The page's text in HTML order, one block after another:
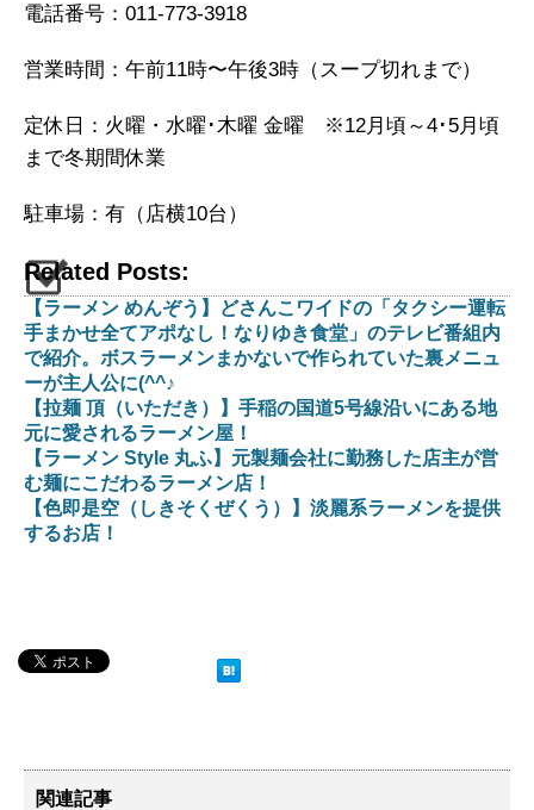
電話番号：011-773-3918
営業時間：午前11時〜午後3時（スープ切れまで）
定休日：火曜・水曜･木曜 金曜 ※12月頃～4･5月頃
まで冬期間休業
駐車場：有（店横10台）
Related Posts:
【ラーメン めんぞう】どさんこワイドの「タクシー運転
手まかせ全てアポなし！なりゆき食堂」のテレビ番組内
で紹介。ボスラーメンまかないで作られていた裏メニュ
ーが主人公に(^^♪
【拉麺 頂（いただき）】手稲の国道5号線沿いにある地
元に愛されるラーメン屋！
【ラーメン Style 丸ふ】元製麺会社に勤務した店主が営
む麺にこだわるラーメン店！
【色即是空（しきそくぜくう）】淡麗系ラーメンを提供
するお店！
関連記事